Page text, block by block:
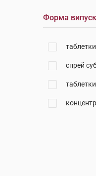
Егіс(1)
Форма
таблетки
спрей